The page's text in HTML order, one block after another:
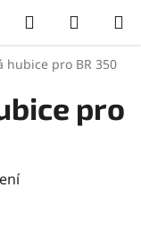
Hledat
KOŠÍK
hubice pro BR 350
pro